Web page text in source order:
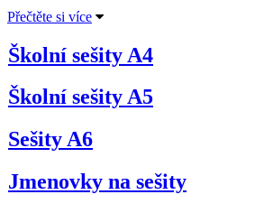
Přečtěte si více
Školní sešity A4
Školní sešity A5
Sešity A6
Jmenovky na sešity